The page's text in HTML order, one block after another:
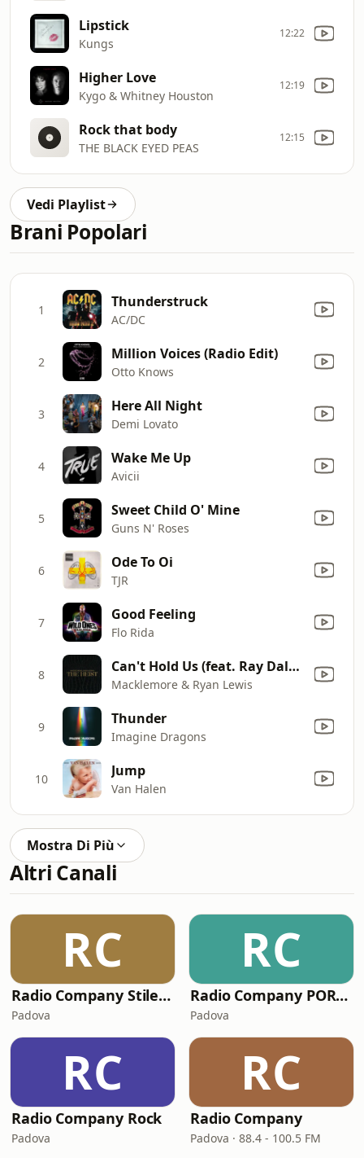
Lipstick
Kungs
12:22
Higher Love
Kygo & Whitney Houston
12:19
Rock that body
THE BLACK EYED PEAS
12:15
Vedi Playlist
Brani Popolari
1 Thunderstruck
AC/DC
2 Million Voices (Radio Edit)
Otto Knows
3 Here All Night
Demi Lovato
4 Wake Me Up
Avicii
5 Sweet Child O' Mine
Guns N' Roses
6 Ode To Oi
TJR
7 Good Feeling
Flo Rida
8 Can't Hold Us (feat. Ray Dalton)
Macklemore & Ryan Lewis
9 Thunder
Imagine Dragons
10 Jump
Van Halen
Mostra Di Più
Altri Canali
RC
Radio Company Stile Italiano
Padova
RC
Radio Company PORTOFINO BAY
Padova
RC
Radio Company Rock
Padova
RC
Radio Company
Padova · 88.4 - 100.5 FM